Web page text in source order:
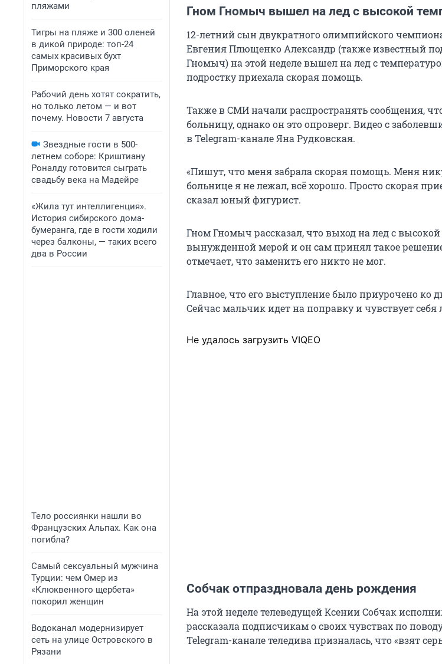
пляжами
Тигры на пляже и 300 оленей
в дикой природе: топ-24
самых красивых бухт
Приморского края
Рабочий день хотят сократить,
но только летом — и вот
почему. Новости 7 августа
Звездные гости в 500-
летнем соборе: Криштиану
Роналду готовится сыграть
свадьбу века на Мадейре
«Жила тут интеллигенция».
История сибирского дома-
бумеранга, где в гости ходили
через балконы, — таких всего
два в России
Тело россиянки нашли во
Французских Альпах. Как она
погибла?
Самый сексуальный мужчина
Турции: чем Омер из
«Клюквенного щербета»
покорил женщин
Водоканал модернизирует
сеть на улице Островского в
Рязани
Гном Гномыч вышел на лед с высокой
12-летний сын двукратного олимпийского
Евгения Плющенко Александр (также известный
Гномыч) на этой неделе вышел на лед с
подростку приехала скорая помощь.
Также в СМИ начали распространять сообщения,
больницу, однако он это опроверг. Видео с
в Telegram-канале Яна Рудковская.
«Пишут, что меня забрала скорая помощь. Меня
больнице я не лежал, всё хорошо. Просто скорая
сказал юный фигурист.
Гном Гномыч рассказал, что выход на лед с
вынужденной мерой и он сам принял такое
отмечает, что заменить его никто не мог.
Главное, что его выступление было приурочено ко
Сейчас мальчик идет на поправку и чувствует себя
Не удалось загрузить VIQEO
Собчак отпраздновала день рождения
На этой неделе телеведущей Ксении Собчак
рассказала подписчикам о своих чувствах по
Telegram-канале теледива призналась, что «взят